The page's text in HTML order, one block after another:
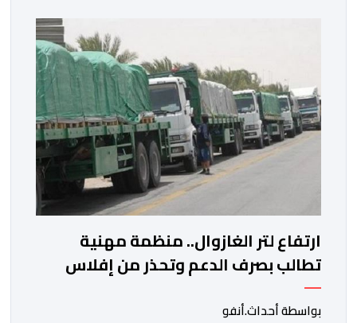
الحكومية. هذه الرسالة التأطيرية ارتكزت على 4 أولويات، كما
حملت ألحت على ضرورة عقلنة نفقات التسيير، بل وتقييد
التوظيف إلا في حالة الضرورة. […]
ارتفاع لتر الغازوال.. منظمة مهنية
تطالب بصرف الدعم وتحذر من إفلاس
شركات النقل
بواسطة أحداث.أنفو